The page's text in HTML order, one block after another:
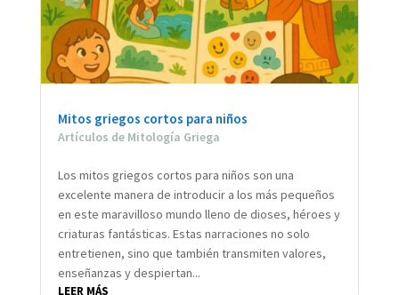
Mitos griegos cortos para niños
Artículos de Mitología Griega
Los mitos griegos cortos para niños son una
excelente manera de introducir a los más pequeños
en este maravilloso mundo lleno de dioses, héroes y
criaturas fantásticas. Estas narraciones no solo
entretienen, sino que también transmiten valores,
enseñanzas y despiertan...
LEER MÁS